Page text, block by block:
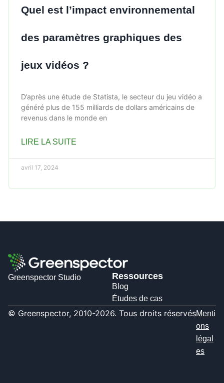
Quel est l’impact environnemental
des paramètres graphiques des
jeux vidéos ?
D’après une étude de Statista, le secteur du jeu vidéo a
généré plus de 155 milliards de dollars américains de
revenus dans le monde en
LIRE LA SUITE
avril 17, 2024
Greenspector Studio Ressources
Blog
Études de cas
© Greenspector, 2010-2026. Tous droits réservésMenti
ons
légal
es